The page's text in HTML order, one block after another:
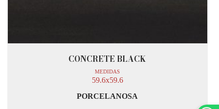
CONCRETE BLACK
MEDIDAS
59.6x59.6
PORCELANOSA